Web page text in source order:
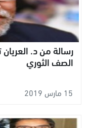
رسالة من د.
الصف الثوري
15 مارس 2019